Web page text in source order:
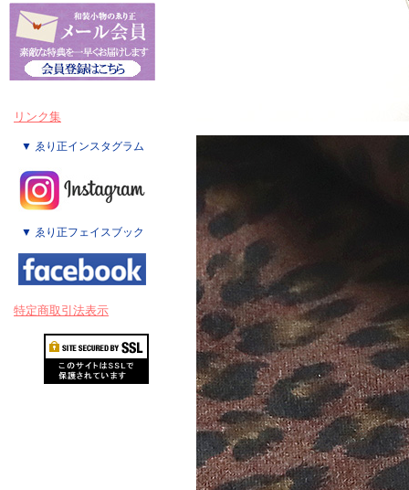
リンク集
▼ ゑり正インスタグラム
▼ ゑり正フェイスブック
特定商取引法表示